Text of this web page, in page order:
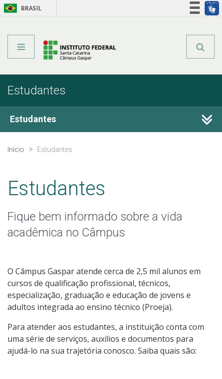
BRASIL
Estudantes
Estudantes
Calendário Acadêmico
Horários e Ensalamento
Horários dos Professores
Editais
Formatura
Atividades Complementares
Grêmio Estudantil e Centro Acadêmico
Início Estudantes
Estudantes
Fique bem informado sobre a vida
acadêmica no Câmpus
O Câmpus Gaspar atende cerca de 2,5 mil alunos em
cursos de qualificação profissional, técnicos,
especialização, graduação e educação de jovens e
adultos integrada ao ensino técnico (Proeja).
Para atender aos estudantes, a instituição conta com
uma série de serviços, auxílios e documentos para
ajudá-lo na sua trajetória conosco. Saiba quais são: